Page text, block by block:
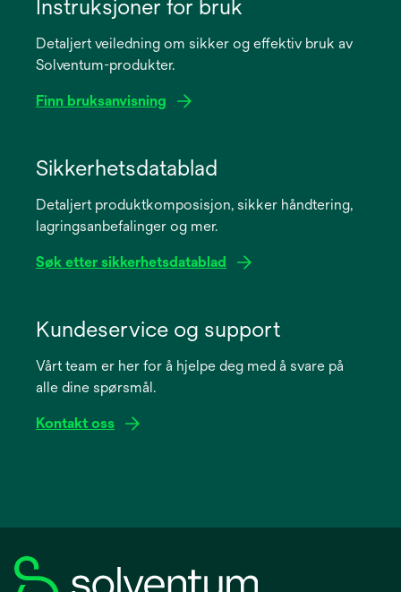
Instruksjoner for bruk
Detaljert veiledning om sikker og effektiv bruk av
Solventum-produkter.
Finn bruksanvisning
new
Sikkerhetsdatablad
Detaljert produktkomposisjon, sikker håndtering,
lagringsanbefalinger og mer.
Søk etter sikkerhetsdatablad
new
Kundeservice og support
Vårt team er her for å hjelpe deg med å svare på
alle dine spørsmål.
Kontakt oss